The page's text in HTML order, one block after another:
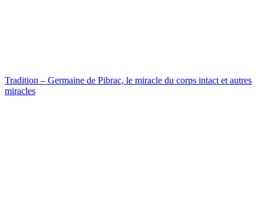
Tradition – Germaine de Pibrac, le miracle du corps intact et autres
miracles